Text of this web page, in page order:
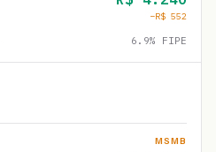
−R$ 552
6.9% FIPE
MSMB